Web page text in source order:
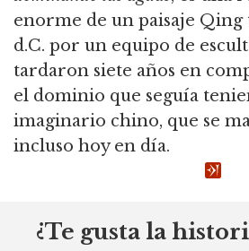
enorme de un paisaje Qing
d.C. por un equipo de
tardaron siete años en
el dominio que seguía
imaginario chino, que se
incluso hoy en día.
¿Te gusta la